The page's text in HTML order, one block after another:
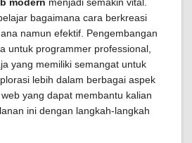
bagaimana cara berkreasi
namun efektif. Pengembangan
untuk programmer professional,
yang memiliki semangat untuk
lebih dalam berbagai aspek
yang dapat membantu kalian
ini dengan langkah-langkah